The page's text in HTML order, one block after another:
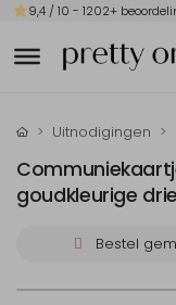
9,4 / 10 - 1202+
Uitnodigingen
goudkleurige
Bestel